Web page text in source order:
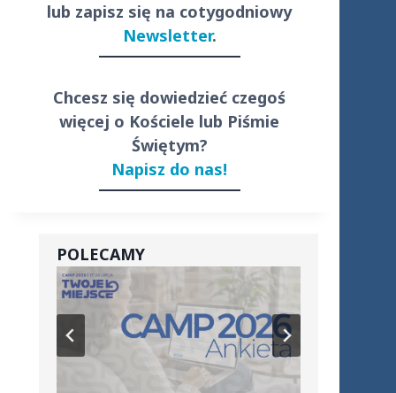
lub zapisz się na cotygodniowy
Newsletter.
Chcesz się dowiedzieć czegoś
więcej o Kościele lub Piśmie
Świętym?
Napisz do nas!
POLECAMY